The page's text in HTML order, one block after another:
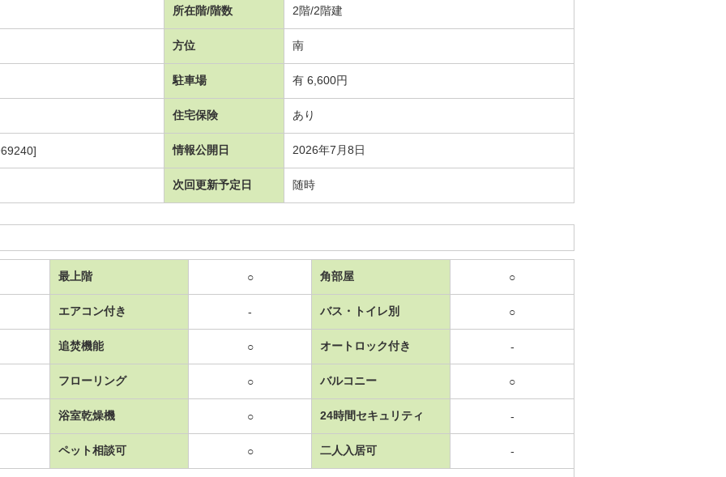
所在階/階数 2階/2階建
方位 南
駐車場 有 6,600円
住宅保険 あり
情報公開日 2026年7月8日
次回更新予定日 随時
最上階 ○ 角部屋 ○
エアコン付き - バス・トイレ別 ○
追焚機能 ○ オートロック付き -
フローリング ○ バルコニー ○
浴室乾燥機 ○ 24時間セキュリティ -
ペット相談可 ○ 二人入居可 -